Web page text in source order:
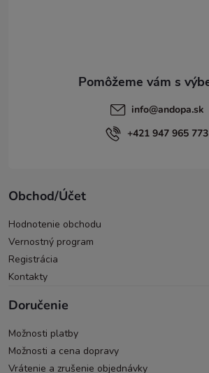
info@andopa.sk
+421 947 965 773
Obchod/Účet
Hodnotenie obchodu
Vernostný program
Registrácia
Kontakty
Doručenie
Možnosti platby
Možnosti a cena dopravy
Vrátenie a zrušenie objednávky